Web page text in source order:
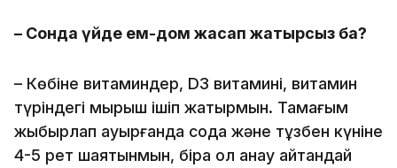
– Сонда үйде ем-дом жасап жатырсыз ба?
– Көбіне витаминдер, D3 витамині, витамин
түріндегі мырыш ішіп жатырмын. Тамағым
жыбырлап ауырғанда сода және тұзбен күніне
4-5 рет шаятынмын, бірақ ол анау айтқандай